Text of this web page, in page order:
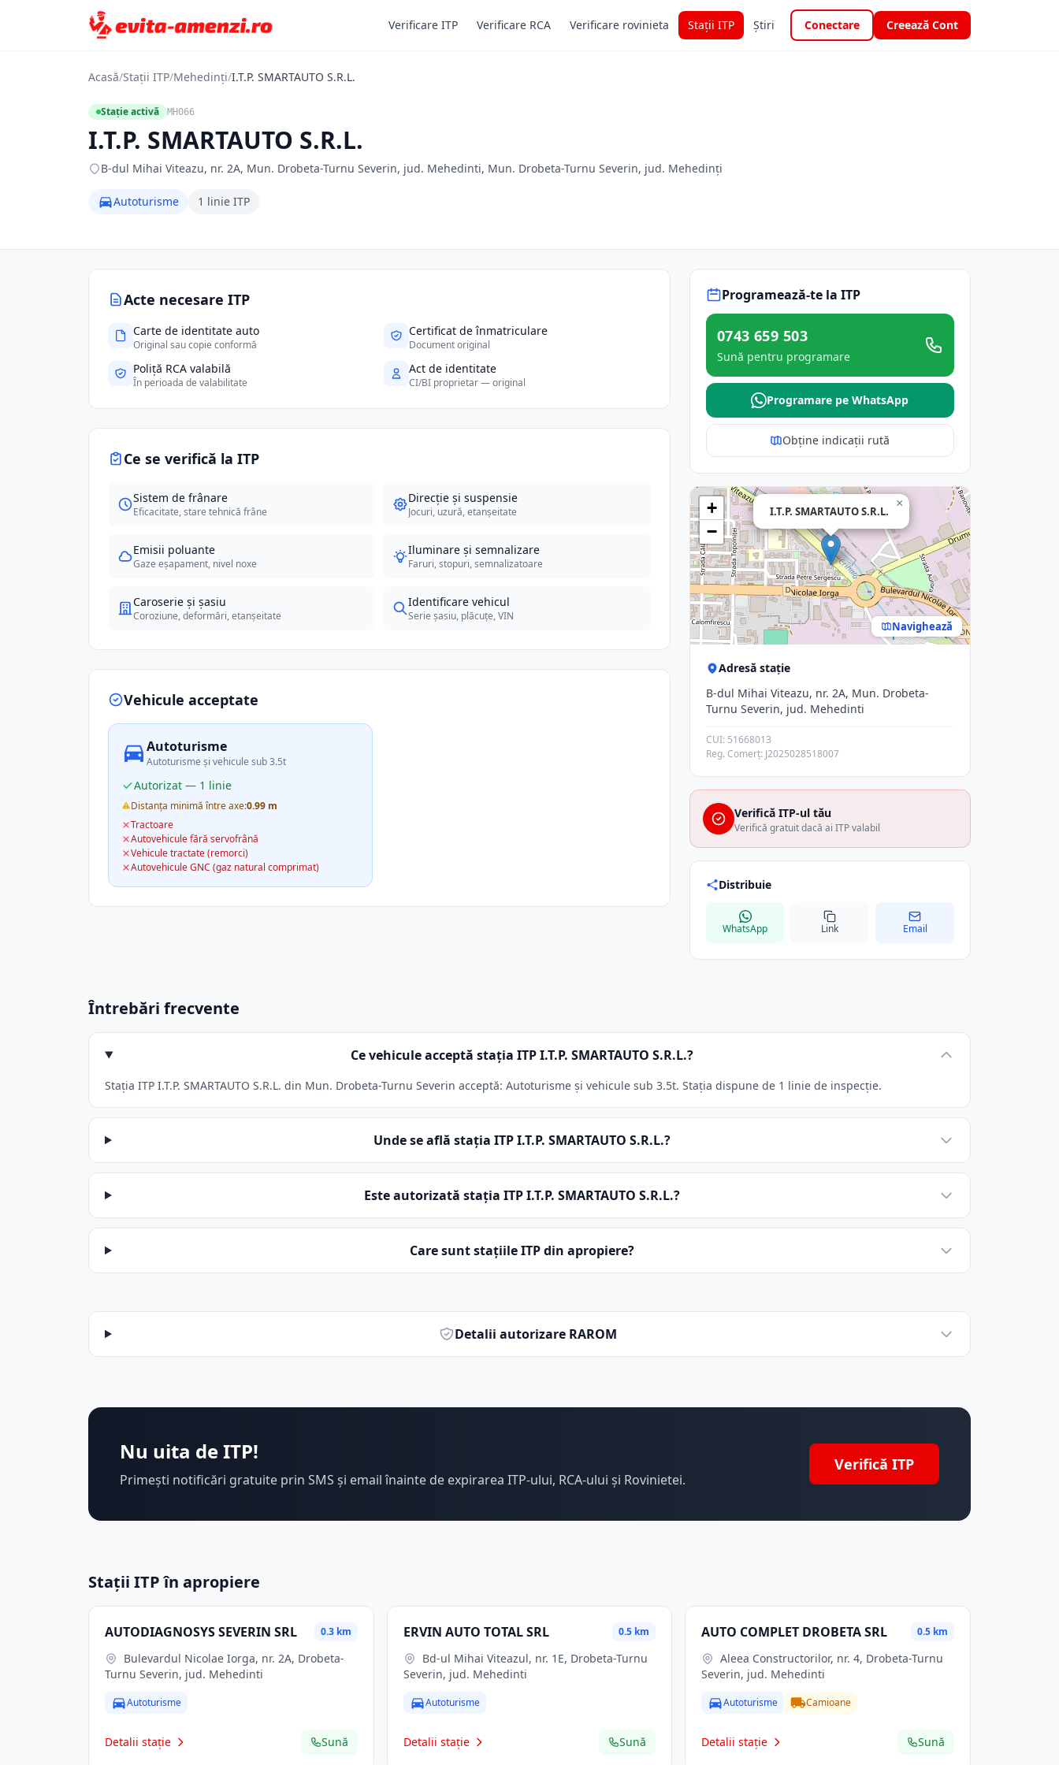
Verificare ITP Verificare RCA Verificare rovinieta Stații ITP Știri Conectare Creează Cont
Acasă/Stații ITP/Mehedinți/I.T.P. SMARTAUTO S.R.L.
Stație activă MH066
I.T.P. SMARTAUTO S.R.L.
B-dul Mihai Viteazu, nr. 2A, Mun. Drobeta-Turnu Severin, jud. Mehedinti, Mun. Drobeta-Turnu Severin, jud. Mehedinți
Autoturisme 1 linie ITP
Acte necesare ITP
Carte de identitate auto
Original sau copie conformă
Certificat de înmatriculare
Document original
Poliță RCA valabilă
În perioada de valabilitate
Act de identitate
CI/BI proprietar — original
Ce se verifică la ITP
Sistem de frânare
Eficacitate, stare tehnică frâne
Direcție și suspensie
Jocuri, uzură, etanșeitate
Emisii poluante
Gaze eșapament, nivel noxe
Iluminare și semnalizare
Faruri, stopuri, semnalizatoare
Caroserie și șasiu
Coroziune, deformări, etanșeitate
Identificare vehicul
Serie șasiu, plăcuțe, VIN
Vehicule acceptate
Autoturisme
Autoturisme și vehicule sub 3.5t
Autorizat — 1 linie
Distanța minimă între axe:0.99 m
Tractoare
Autovehicule fără servofrână
Vehicule tractate (remorci)
Autovehicule GNC (gaz natural comprimat)
Programează-te la ITP
0743 659 503
Sună pentru programare
Programare pe WhatsApp
Obține indicații rută
I.T.P. SMARTAUTO S.R.L.
×
+
−
Navighează
Adresă stație
B-dul Mihai Viteazu, nr. 2A, Mun. Drobeta-
Turnu Severin, jud. Mehedinti
CUI: 51668013
Reg. Comerț: J2025028518007
Verifică ITP-ul tău
Verifică gratuit dacă ai ITP valabil
Distribuie
WhatsApp Link Email
Întrebări frecvente
Ce vehicule acceptă stația ITP I.T.P. SMARTAUTO S.R.L.?
Stația ITP I.T.P. SMARTAUTO S.R.L. din Mun. Drobeta-Turnu Severin acceptă: Autoturisme și vehicule sub 3.5t. Stația dispune de 1 linie de inspecție.
Unde se află stația ITP I.T.P. SMARTAUTO S.R.L.?
Este autorizată stația ITP I.T.P. SMARTAUTO S.R.L.?
Care sunt stațiile ITP din apropiere?
Detalii autorizare RAROM
Nu uita de ITP!
Primești notificări gratuite prin SMS și email înainte de expirarea ITP-ului, RCA-ului și Rovinietei.
Verifică ITP
Stații ITP în apropiere
AUTODIAGNOSYS SEVERIN SRL 0.3 km
Turnu Severin, jud. Mehedinti
Autoturisme
Detalii stație Sună
ERVIN AUTO TOTAL SRL 0.5 km
Severin, jud. Mehedinti
Autoturisme
Detalii stație Sună
AUTO COMPLET DROBETA SRL 0.5 km
Aleea Constructorilor, nr. 4, Drobeta-Turnu
Severin, jud. Mehedinti
Autoturisme Camioane
Detalii stație Sună